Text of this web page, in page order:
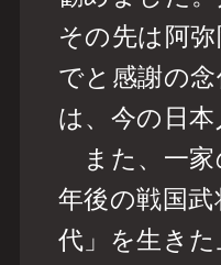
その先は阿
でと感謝の
は、今の日
また、一家
年後の戦国
代」を生き